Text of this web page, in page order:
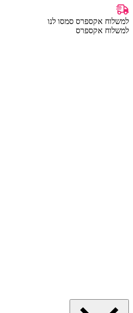
למשלוח אקספרס סמסו לנו
למשלוח אקספרס